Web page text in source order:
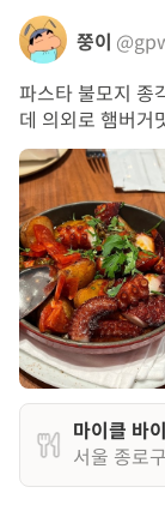
쭝이
파스타 불모지 종
데 의외로 햄버거
마이클 바
서울 종로